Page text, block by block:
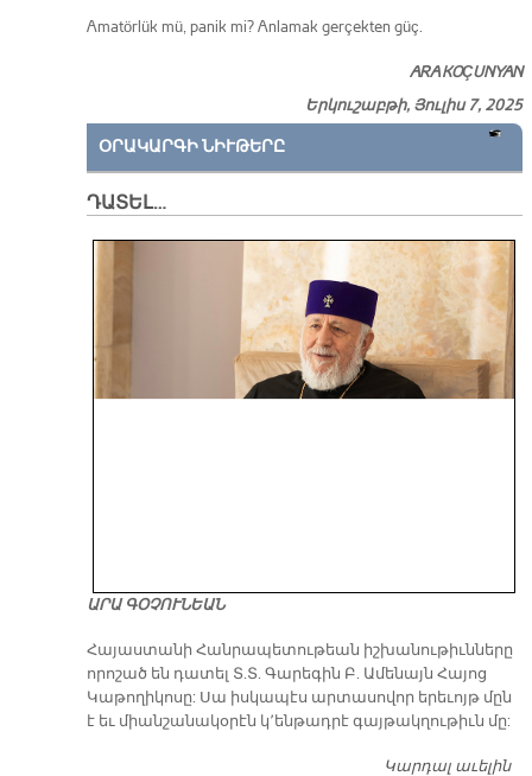
Amatörlük mü, panik mi? Anlamak gerçekten güç.
ARA KOÇUNYAN
Երկուշաբթի, Յուլիս 7, 2025
ՕՐԱԿԱՐԳԻ ՆԻՒԹԵՐԸ
ԴԱՏԵԼ…
ԱՐԱ ԳՕՉՈՒՆԵԱՆ
​Հայաստանի Հանրապետութեան իշխանութիւնները
որոշած են դատել Տ.Տ. Գարեգին Բ. Ամենայն Հայոց
Կաթողիկոսը: Սա իսկապէս արտասովոր երեւոյթ մըն
է եւ միանշանակօրէն կ՚ենթադրէ գայթակղութիւն մը:
Կարդալ աւելին